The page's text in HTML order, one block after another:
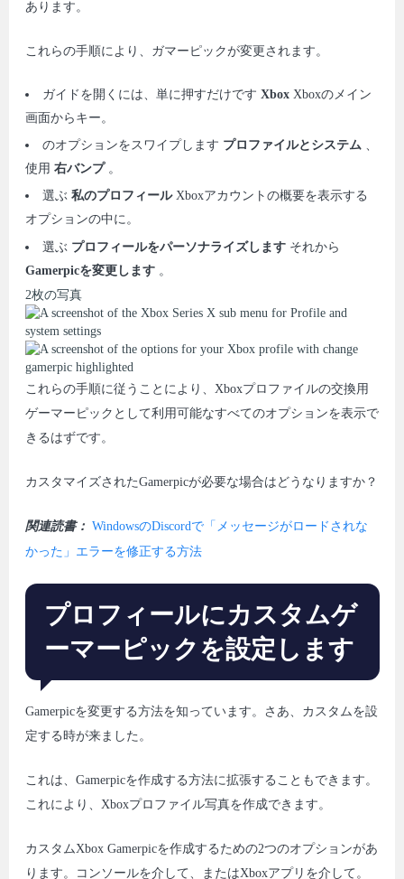
あります。
これらの手順により、ガマーピックが変更されます。
ガイドを開くには、単に押すだけです Xbox Xboxのメイン
画面からキー。
のオプションをスワイプします プロファイルとシステム 、
使用 右バンプ 。
選ぶ 私のプロフィール Xboxアカウントの概要を表示する
オプションの中に。
選ぶ プロフィールをパーソナライズします それから
Gamerpicを変更します 。
2枚の写真
これらの手順に従うことにより、Xboxプロファイルの交換用
ゲーマーピックとして利用可能なすべてのオプションを表示で
きるはずです。
カスタマイズされたGamerpicが必要な場合はどうなりますか？
関連読書： WindowsのDiscordで「メッセージがロードされな
かった」エラーを修正する方法
プロフィールにカスタムゲ
ーマーピックを設定します
Gamerpicを変更する方法を知っています。さあ、カスタムを設
定する時が来ました。
これは、Gamerpicを作成する方法に拡張することもできます。
これにより、Xboxプロファイル写真を作成できます。
カスタムXbox Gamerpicを作成するための2つのオプションがあ
ります。コンソールを介して、またはXboxアプリを介して。